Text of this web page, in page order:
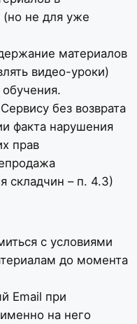
не для уже
материалов
видео-уроки)
без возврата
факта нарушения
прав
складчин – п. 4.3)
с условиями
до момента
Email при
на него